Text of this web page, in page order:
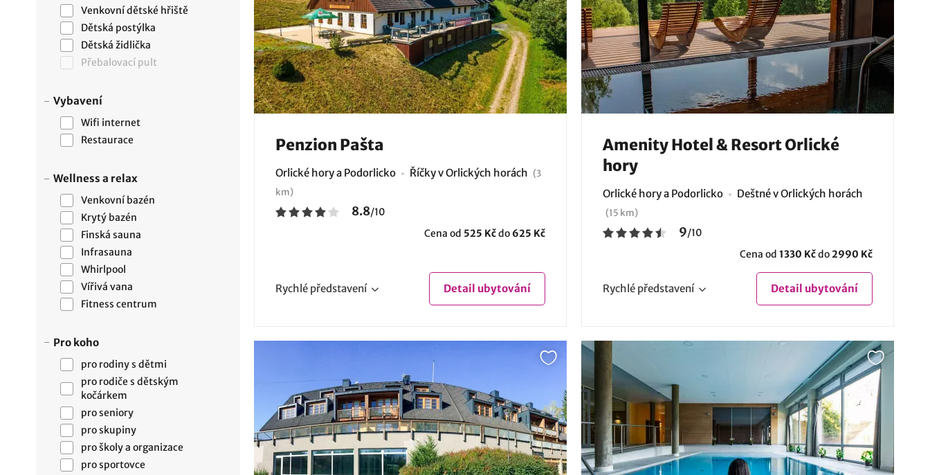
Venkovní dětské hřiště
Dětská postýlka
Dětská židlička
Přebalovací pult
Vybavení
Wifi internet
Restaurace
Wellness a relax
Venkovní bazén
Krytý bazén
Finská sauna
Infrasauna
Whirlpool
Vířivá vana
Fitness centrum
Pro koho
pro rodiny s dětmi
pro rodiče s dětským
kočárkem
pro seniory
pro skupiny
pro školy a organizace
pro sportovce
Penzion Pašta
Orlické hory a Podorlicko Říčky v Orlických horách (3
km)
8.8/10
Cena od 525 Kčdo 625 Kč
Rychlé představení Detail ubytování
Amenity Hotel & Resort Orlické
hory
Orlické hory a Podorlicko Deštné v Orlických horách
(15 km)
9/10
Cena od 1330 Kčdo2990 Kč
Rychlé představení Detail ubytování